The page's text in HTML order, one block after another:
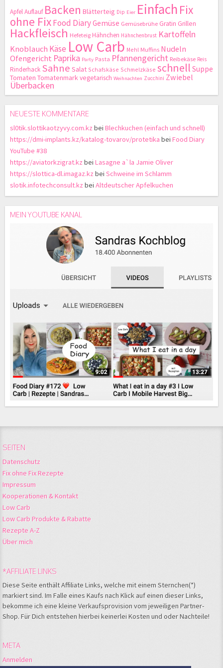
ApfelAuflauf Backen Blätterteig Dip Eier Einfach Fix
ohne FixFood DiaryGemüse Gemüsebrühe Gratin Grillen
Hackfleisch Hefeteig Hähnchen Hähnchenbrust Kartoffeln
Knoblauch Käse Low Carb Mehl Muffins Nudeln
Ofengericht Paprika Party Pasta Pfannengericht Reibekäse Reis
Rinderhack Sahne Salat Schafskäse Schmelzkäse schnell Suppe
Tomaten Tomatenmarkvegetarisch Weihnachten Zucchini Zwiebel
Überbacken
NEUESTE KOMMENTARE
sl0tik.slottikaotzyvy.com.kz bei Blechkuchen (einfach und schnell)
https://dmi-implants.kz/katalog-tovarov/protetika bei Food Diary
YouTube #38
https://aviatorkzigrat.kz bei Lasagne a`la Jamie Oliver
https://slottica-dl.imagaz.kz bei Schweine im Schlamm
slotik.infotechconsult.kz bei Altdeutscher Apfelkuchen
MEIN YOUTUBE KANAL
SEITEN
Datenschutz
Fix ohne Fix Rezepte
Impressum
Kooperationen & Kontakt
Low Carb
Low Carb Produkte & Rabatte
Rezepte A-Z
Über mich
*AFFILIATE LINKS
Diese Seite enthält Affiliate Links, welche mit einem Sternchen(*)
markiert sind. Im Falle eines Kaufs nach Klick auf einen dieser Links,
bekomme ich eine kleine Verkaufsprovision vom jeweiligen Partner-
Shop. Für Dich entstehen hierbei keinerlei Kosten und oder Nachteile!
META
Anmelden